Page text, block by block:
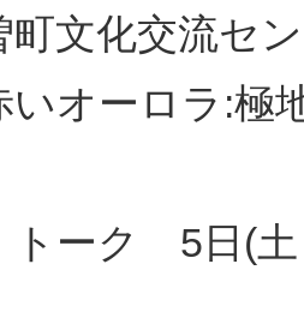
町文化交流セ
いオーロラ:極
5日(土）